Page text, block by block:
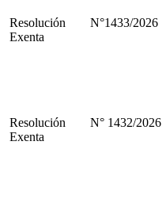
Resolución
Exenta
N°1433/2026
Resolución
Exenta
N° 1432/2026